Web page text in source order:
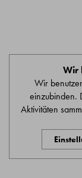
Wir
Wir
einzubinden.
Aktivitäten